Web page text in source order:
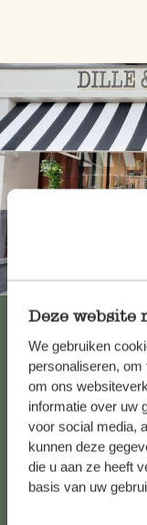
Deze website
We gebruiken
personaliseren,
om ons
informatie over uw
voor social media,
kunnen deze
die u aan ze heeft
basis van uw
Immer
Alle 62
Falls Sie Fragen
Sie sich bitte an
die Antworten auf